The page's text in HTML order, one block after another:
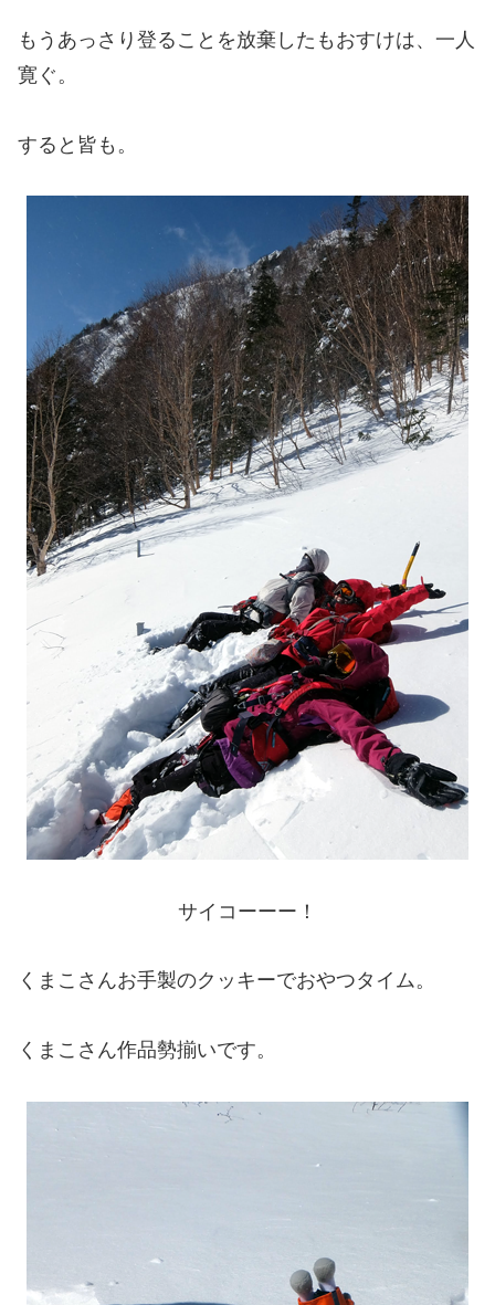
もうあっさり登ることを放棄したもおすけは、一人
寛ぐ。
すると皆も。
サイコーーー！
くまこさんお手製のクッキーでおやつタイム。
くまこさん作品勢揃いです。